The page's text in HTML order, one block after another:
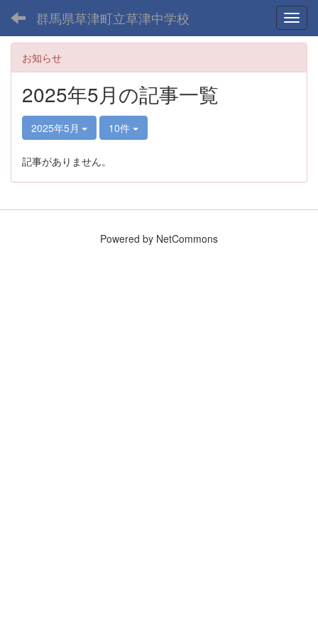
群馬県草津町立草津中学校
お知らせ
2025年5月の記事一覧
2025年5月 10件
記事がありません。
Powered by NetCommons